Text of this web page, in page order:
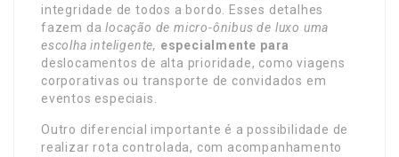
integridade de todos a bordo. Esses detalhes
fazem dalocação de micro-ônibus de luxo uma
escolha inteligente, especialmente para
deslocamentos de alta prioridade, como viagens
corporativas ou transporte de convidados em
eventos especiais.
Outro diferencial importante é a possibilidade de
realizar rota controlada, com acompanhamento